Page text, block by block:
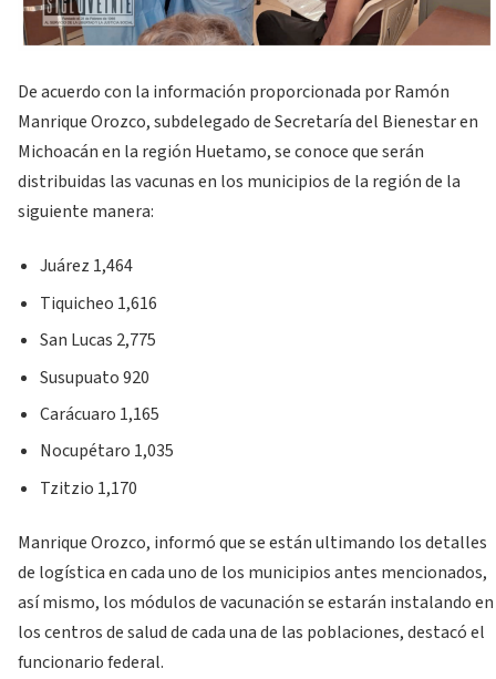
De acuerdo con la información proporcionada por Ramón
Manrique Orozco, subdelegado de Secretaría del Bienestar en
Michoacán en la región Huetamo, se conoce que serán
distribuidas las vacunas en los municipios de la región de la
siguiente manera:
Juárez 1,464
Tiquicheo 1,616
San Lucas 2,775
Susupuato 920
Carácuaro 1,165
Nocupétaro 1,035
Tzitzio 1,170
Manrique Orozco, informó que se están ultimando los detalles
de logística en cada uno de los municipios antes mencionados,
así mismo, los módulos de vacunación se estarán instalando en
los centros de salud de cada una de las poblaciones, destacó el
funcionario federal.